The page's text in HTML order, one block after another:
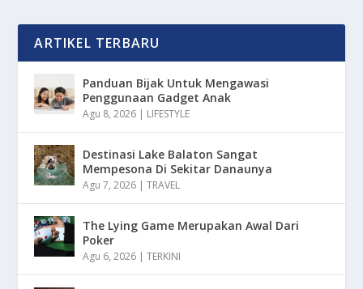
ARTIKEL TERBARU
Panduan Bijak Untuk Mengawasi
Penggunaan Gadget Anak
Agu 8, 2026 | LIFESTYLE
Destinasi Lake Balaton Sangat
Mempesona Di Sekitar Danaunya
Agu 7, 2026 |TRAVEL
The Lying Game Merupakan Awal Dari
Poker
Agu 6, 2026 |TERKINI